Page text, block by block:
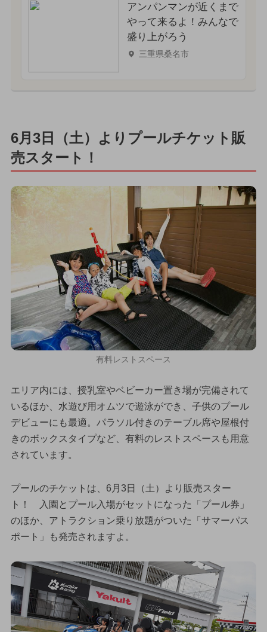
アンパンマンが近くまで
やって来るよ！みんなで
盛り上がろう
三重県桑名市
6月3日（土）よりプールチケット販
売スタート！
有料レストスペース
エリア内には、授乳室やベビーカー置き場が完備されて
いるほか、水遊び用オムツで遊泳ができ、子供のプール
デビューにも最適。パラソル付きのテーブル席や屋根付
きのボックスタイプなど、有料のレストスペースも用意
されています。
プールのチケットは、6月3日（土）より販売スター
ト！ 入園とプール入場がセットになった「プール券」
のほか、アトラクション乗り放題がついた「サマーパス
ポート」も発売されますよ。